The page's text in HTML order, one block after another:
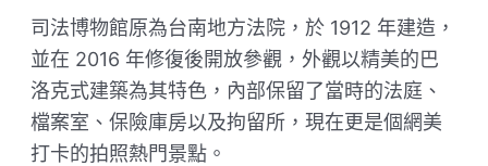
司法博物館原為台南地方法院，於 1912 年建造，
並在 2016 年修復後開放參觀，外觀以精美的巴
洛克式建築為其特色，內部保留了當時的法庭、
檔案室、保險庫房以及拘留所，現在更是個網美
打卡的拍照熱門景點。